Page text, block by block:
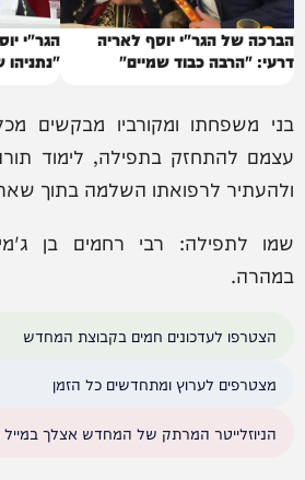
הברכה של הגר"י יוסף לאריה
דרעי: "הרבה כבוד שמיים"
הגר"י
בני משפחתו ומקורביו מבקשים
עצמם להתחזק בתפילה, לימוד
ולהעתיר לרפואתו השלמה בתוך
שמו לתפילה: רבי רחמים בן
במהרה.
הצטרפו לעדכונים חמים בקבוצת המחדש
מצטרפים לערוץ ומתחדשים כל הזמן
הניוזלייטר המרתק של המחדש אצלך במייל